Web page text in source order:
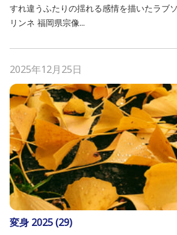
すれ違うふたりの揺れる感情を描いたラブ
リンネ 福岡県宗像...
2025年12月25日
変身 2025 (29)